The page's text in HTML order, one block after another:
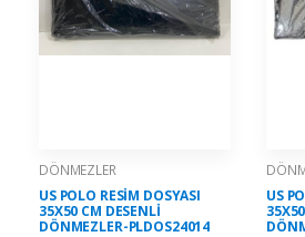
DÖNMEZLER
US POLO RESİM DOSYASI
35X50 CM DESENLİ
DÖNMEZLER-PLDOS24014
US